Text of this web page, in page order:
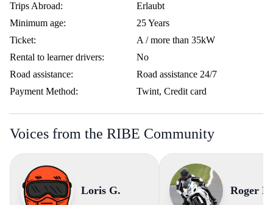
Trips Abroad:
Erlaubt
Minimum age:
25 Years
Ticket:
A / more than 35kW
Rental to learner drivers:
No
Road assistance:
Road assistance 24/7
Payment Method:
Twint, Credit card
Voices from the RIBE Community
Loris G. Roger B.